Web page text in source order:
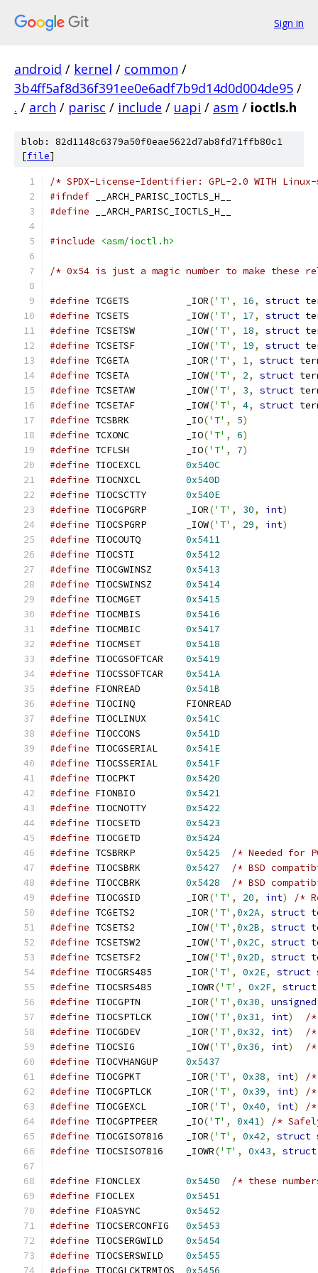
Sign in
android / kernel / common /
3b4ff5af8d36f391ee0e6adf7b9d14d0d004de95 /
. / arch / parisc / include / uapi / asm / ioctls.h
blob: 82d1148c6379a50f0eae5622d7ab8fd71ffb80c1
[file]
/* SPDX-License-Identifier: GPL-2.0 WITH
#ifndef __ARCH_PARISC_IOCTLS_H__
#define __ARCH_PARISC_IOCTLS_H__
#include <asm/ioctl.h>
/* 0x54 is just a magic number to make
#define TCGETS		_IOR('T' , 16, struct
#define
TCSETS		_IOW('T' , 17, struct
#define
TCSETSW		_IOW('T' , 18, struct
#define
TCSETSF		_IOW('T' , 19, struct
#define
TCGETA		_IOR('T' , 1, struct
#define
TCSETA		_IOW('T' , 2, struct
#define
TCSETAW		_IOW('T' , 3, struct
#define
TCSETAF		_IOW('T' , 4, struct
#define
TCSBRK		_IO('T' , 5)
#define
TCXONC		_IO('T' , 6)
#define
TCFLSH		_IO('T' , 7)
#define
0x540C
#define
0x540D
#define
0x540E
#define
TIOCGPGRP	_IOR('T' , 30, int)
#define
TIOCSPGRP	_IOW('T' , 29, int)
#define
0x5411
#define
0x5412
#define
0x5413
#define
0x5414
#define
0x5415
#define
0x5416
#define
0x5417
#define
0x5418
#define
0x5419
#define
0x541A
#define
0x541B
#define
TIOCINQ		FIONREAD
#define
0x541C
#define
0x541D
#define
0x541E
#define
0x541F
#define
0x5420
#define
0x5421
#define
0x5422
#define
0x5423
#define
0x5424
#define
0x5425
/* Needed for
#define
0x5427
/* BSD
#define
0x5428
/* BSD
#define
TIOCGSID	_IOR('T' , 20, int)
/*
#define
TCGETS2		_IOR('T' ,0x2A, struct
#define
TCSETS2		_IOW('T' ,0x2B, struct
#define
TCSETSW2	_IOW('T' ,0x2C, struct
#define
TCSETSF2	_IOW('T' ,0x2D, struct
#define
TIOCGRS485	_IOR('T' , 0x2E, struct
#define
TIOCSRS485	_IOWR('T' , 0x2F, struct
#define
TIOCGPTN	_IOR('T' ,0x30,
unsigned
#define
TIOCSPTLCK	_IOW('T' ,0x31, int)
/*
#define
TIOCGDEV	_IOR('T' ,0x32, int)
/*
#define
TIOCSIG		_IOW('T' ,0x36, int)
/*
#define
0x5437
#define
TIOCGPKT	_IOR('T' , 0x38, int)
/*
#define
TIOCGPTLCK	_IOR('T' , 0x39, int)
/*
#define
TIOCGEXCL	_IOR('T' , 0x40, int)
/*
#define
TIOCGPTPEER	_IO('T' , 0x41)
/*
#define
TIOCGISO7816	_IOR('T' , 0x42, struct
#define
TIOCSISO7816	_IOWR('T' , 0x43, struct
#define 0x5450
/* these
#define
0x5451
#define
0x5452
#define
0x5453
#define
0x5454
#define
0x5455
#define
0x5456